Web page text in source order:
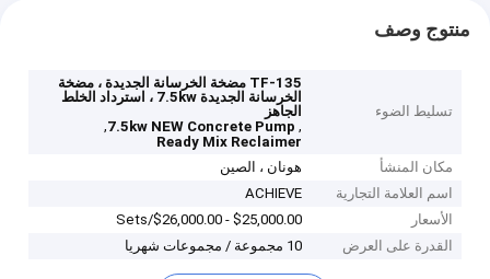
منتوج وصف
تسليط الضوء
TF-135 مضخة الخرسانة الجديدة ، مضخة
الخرسانة الجديدة 7.5kw ، استرداد الخلط
الجاهز
,
7.5kw NEW Concrete Pump
,
Ready Mix Reclaimer
مكان المنشأ
هونان ، الصين
اسم العلامة التجارية
ACHIEVE
الأسعار
$25,000.00 - $26,000.00/Sets
القدرة على العرض
10 مجموعة / مجموعات شهريا